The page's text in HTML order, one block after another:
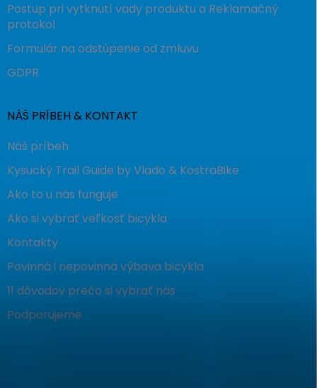
Postup pri vytknutí vady produktu a Reklamačný
protokol
Formulár na odstúpenie od zmluvu
GDPR
NÁŠ PRÍBEH & KONTAKT
Náš príbeh
Kysucký Trail Guide by Vlado & KostraBike
Ako to u nás funguje
Ako si vybrať veľkosť bicykla
Kontakty
Povinná i nepovinná výbava bicykla
11 dôvodov prečo si vybrať nás
Podporujeme